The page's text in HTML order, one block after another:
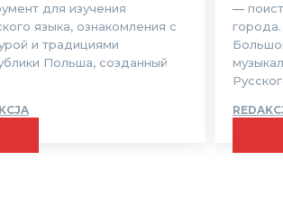
для изучения
языка, ознакомления с
и традициями
Польша, созданный
—